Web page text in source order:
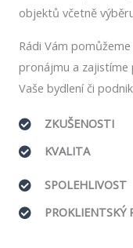
objektů včetně
Rádi Vám
pronájmu a zajistíme
Vaše bydlení či
ZKUŠENOSTI
KVALITA
SPOLEHLIVOST
PROKLIENTSKÝ